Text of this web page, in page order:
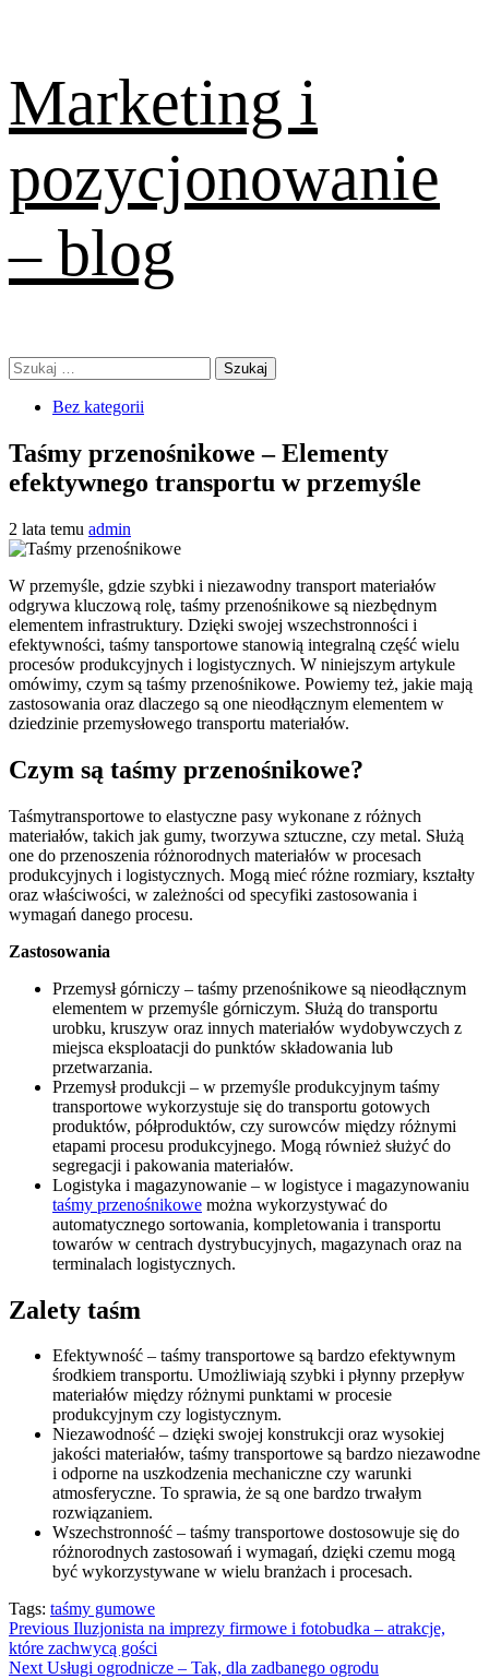
to
content
Marketing i
pozycjonowanie
– blog
Primary
Menu
Szukaj:
Bez kategorii
Taśmy przenośnikowe – Elementy
efektywnego transportu w przemyśle
2 lata temu admin
W przemyśle, gdzie szybki i niezawodny transport materiałów
odgrywa kluczową rolę, taśmy przenośnikowe są niezbędnym
elementem infrastruktury. Dzięki swojej wszechstronności i
efektywności, taśmy tansportowe stanowią integralną część wielu
procesów produkcyjnych i logistycznych. W niniejszym artykule
omówimy, czym są taśmy przenośnikowe. Powiemy też, jakie mają
zastosowania oraz dlaczego są one nieodłącznym elementem w
dziedzinie przemysłowego transportu materiałów.
Czym są taśmy przenośnikowe?
Taśmytransportowe to elastyczne pasy wykonane z różnych
materiałów, takich jak gumy, tworzywa sztuczne, czy metal. Służą
one do przenoszenia różnorodnych materiałów w procesach
produkcyjnych i logistycznych. Mogą mieć różne rozmiary, kształty
oraz właściwości, w zależności od specyfiki zastosowania i
wymagań danego procesu.
Zastosowania
Przemysł górniczy – taśmy przenośnikowe są nieodłącznym
elementem w przemyśle górniczym. Służą do transportu
urobku, kruszyw oraz innych materiałów wydobywczych z
miejsca eksploatacji do punktów składowania lub
przetwarzania.
Przemysł produkcji – w przemyśle produkcyjnym taśmy
transportowe wykorzystuje się do transportu gotowych
produktów, półproduktów, czy surowców między różnymi
etapami procesu produkcyjnego. Mogą również służyć do
segregacji i pakowania materiałów.
Logistyka i magazynowanie – w logistyce i magazynowaniu
taśmy przenośnikowe można wykorzystywać do
automatycznego sortowania, kompletowania i transportu
towarów w centrach dystrybucyjnych, magazynach oraz na
terminalach logistycznych.
Zalety taśm
Efektywność – taśmy transportowe są bardzo efektywnym
środkiem transportu. Umożliwiają szybki i płynny przepływ
materiałów między różnymi punktami w procesie
produkcyjnym czy logistycznym.
Niezawodność – dzięki swojej konstrukcji oraz wysokiej
jakości materiałów, taśmy transportowe są bardzo niezawodne
i odporne na uszkodzenia mechaniczne czy warunki
atmosferyczne. To sprawia, że są one bardzo trwałym
rozwiązaniem.
Wszechstronność – taśmy transportowe dostosowuje się do
różnorodnych zastosowań i wymagań, dzięki czemu mogą
być wykorzystywane w wielu branżach i procesach.
Tags: taśmy gumowe
Continue
Reading
Previous Iluzjonista na imprezy firmowe i fotobudka – atrakcje,
które zachwycą gości
NextUsługi ogrodnicze – Tak, dla zadbanego ogrodu